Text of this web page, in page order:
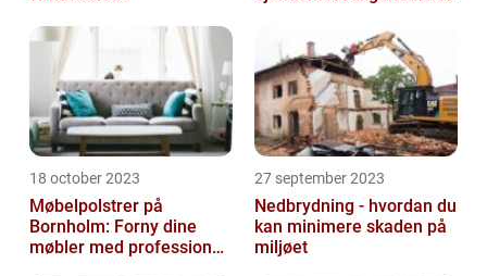
18 october 2023
Møbelpolstrer på
Bornholm: Forny dine
møbler med professionel
27 september 2023
Nedbrydning - hvordan du
kan minimere skaden på
miljøet